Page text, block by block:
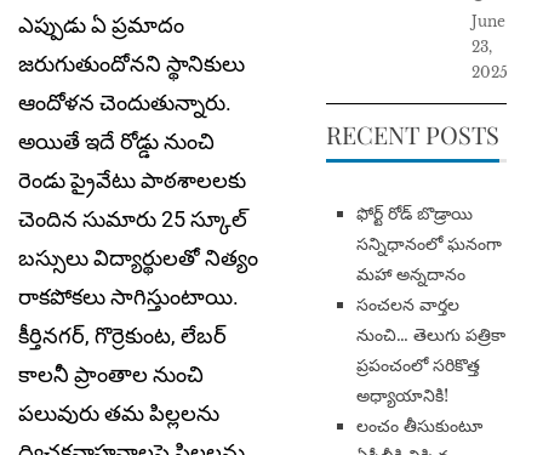
ఎప్పుడు ఏ ప్ర‌మాదం
జ‌రుగుతుందోన‌ని స్థానికులు
ఆందోళ‌న చెందుతున్నారు.
అయితే ఇదే రోడ్డు నుంచి
రెండు ప్రైవేటు పాఠ‌శాల‌ల‌కు
చెందిన సుమారు 25 స్కూల్
బ‌స్సులు విద్యార్థుల‌తో నిత్యం
రాక‌పోక‌లు సాగిస్తుంటాయి.
కీర్తిన‌గ‌ర్, గొర్రెకుంట, లేబ‌ర్
కాల‌నీ ప్రాంతాల నుంచి
ప‌లువురు త‌మ పిల్ల‌ల‌ను
June
23,
2025
RECENT POSTS
​ఫోర్ట్ రోడ్ బొడ్రాయి
సన్నిధానంలో ఘనంగా
మహా అన్నదానం
సంచలన వార్తల
నుంచి… తెలుగు పత్రికా
ప్రపంచంలో సరికొత్త
అధ్యాయానికి!
​లంచం తీసుకుంటూ